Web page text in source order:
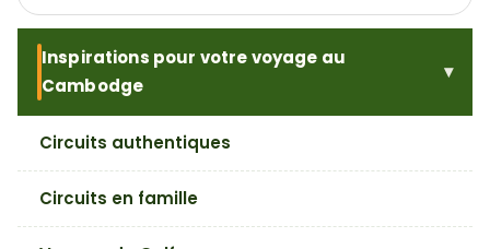
Inspirations pour votre voyage au
Cambodge
Circuits authentiques
Circuits en famille